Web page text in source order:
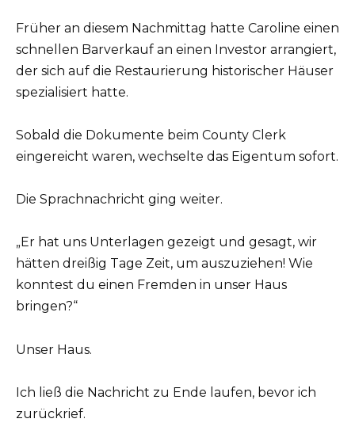
Früher an diesem Nachmittag hatte Caroline einen
schnellen Barverkauf an einen Investor arrangiert,
der sich auf die Restaurierung historischer Häuser
spezialisiert hatte.
Sobald die Dokumente beim County Clerk
eingereicht waren, wechselte das Eigentum sofort.
Die Sprachnachricht ging weiter.
„Er hat uns Unterlagen gezeigt und gesagt, wir
hätten dreißig Tage Zeit, um auszuziehen! Wie
konntest du einen Fremden in unser Haus
bringen?“
Unser Haus.
Ich ließ die Nachricht zu Ende laufen, bevor ich
zurückrief.